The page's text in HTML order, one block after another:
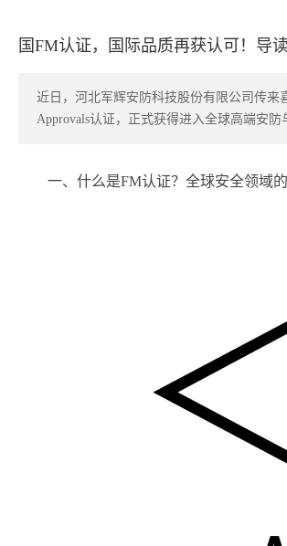
国FM认证，国际品质再获认可！导读
近日，河北军辉安防科技股份有限公司传
Approvals认证，正式获得进入全球高端安
一、什么是FM认证？全球安全领域